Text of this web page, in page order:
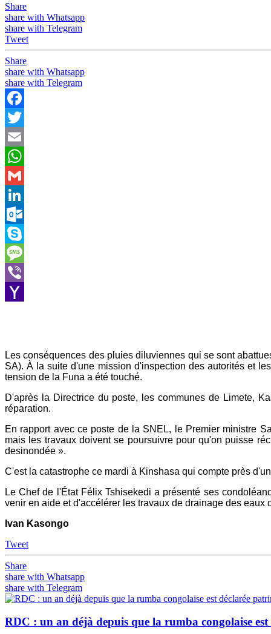
Share
share with Whatsapp
share with Telegram
Tweet
Share
share with Whatsapp
share with Telegram
Facebook
Twitter
Email
WhatsApp
Gmail
LinkedIn
Outlook.com
Skype
Message
Viber
Les conséquences des pluies diluviennes qui se sont
SA). À la suite d'une mission d'inspection des autorités et
tension de la Funa a été touché.
D'après la Directrice du poste, les communes de Limete,
réparation.
En rapport avec ce poste de la SNEL, le Premier ministre
mais les travaux doivent se poursuivre pour qu'on puisse
desinondée ».
C'est la catastrophe ce mardi à Kinshasa qui compte près
Le Chef de l'État Félix Tshisekedi a présenté ses
venir en aide et d'accélérer les travaux de drainage des
Ivan Kasongo
Tweet
Share
share with Whatsapp
share with Telegram
RDC : un an déjà depuis que la rumba congolaise